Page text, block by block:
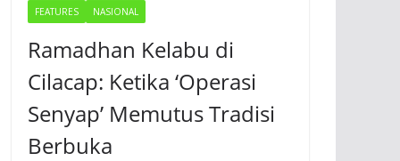
FEATURES NASIONAL
Ramadhan Kelabu di
Cilacap: Ketika ‘Operasi
Senyap’ Memutus Tradisi
Berbuka